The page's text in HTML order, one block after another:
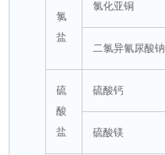
氯
盐
氯化亚铜
二氯异氰尿酸钠
硫
酸
盐
硫酸钙
硫酸镁